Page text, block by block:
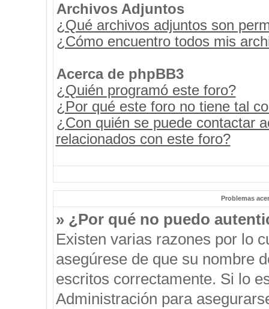
Archivos Adjuntos
¿Qué archivos adjuntos son
¿Cómo encuentro todos mis
Acerca de phpBB3
¿Quién programó este foro?
¿Por qué este foro no tiene tal
¿Con quién se puede contactar
relacionados con este foro?
Problemas
» ¿Por qué no puedo
Existen varias razones por lo
asegúrese de que su nombre
escritos correctamente. Si lo
Administración para